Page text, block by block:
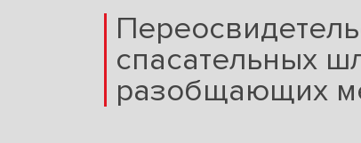
спасательных
разобщающих